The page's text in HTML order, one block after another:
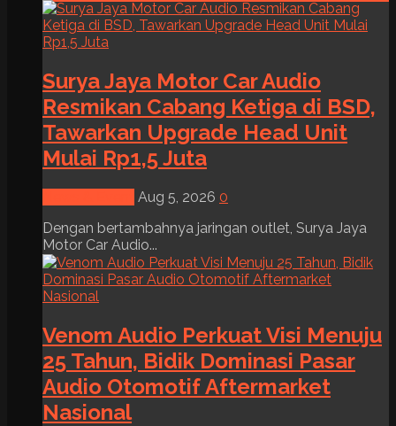
Surya Jaya Motor Car Audio
Resmikan Cabang Ketiga di BSD,
Tawarkan Upgrade Head Unit
Mulai Rp1,5 Juta
Aug 5, 2026 0
Dengan bertambahnya jaringan outlet, Surya Jaya
Motor Car Audio...
Venom Audio Perkuat Visi Menuju
25 Tahun, Bidik Dominasi Pasar
Audio Otomotif Aftermarket
Nasional